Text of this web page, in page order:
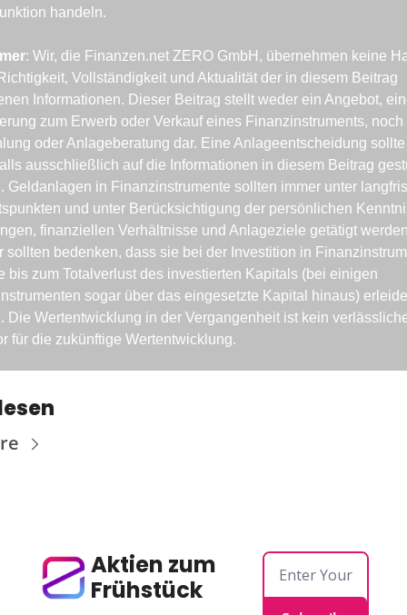
handeln.
: Wir, die Finanzen.net ZERO GmbH, übernehmen keine
Vollständigkeit und Aktualität der in diesem Beitrag
Informationen. Dieser Beitrag stellt weder ein Angebot,
zum Erwerb oder Verkauf eines Finanzinstruments, noch
oder Anlageberatung dar. Eine Anlageentscheidung sollte
ausschließlich auf die Informationen in diesem Beitrag
Geldanlagen in Finanzinstrumente sollten immer unter
und unter Berücksichtigung der persönlichen
finanziellen Verhältnisse und Anlageziele getätigt
sollten bedenken, dass sie bei der Investition in
bis zum Totalverlust des investierten Kapitals (bei einigen
sogar über das eingesetzte Kapital hinaus)
Die Wertentwicklung in der Vergangenheit ist kein
für die zukünftige Wertentwicklung.
Aktien zum
Frühstück